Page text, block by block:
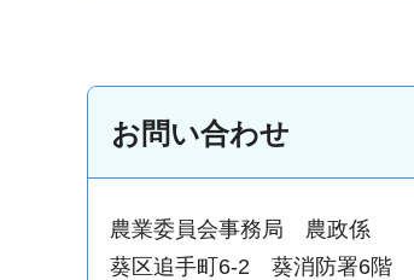
お問い合わせ
農業委員会事務局 農政係
葵区追手町6-2 葵消防署6階